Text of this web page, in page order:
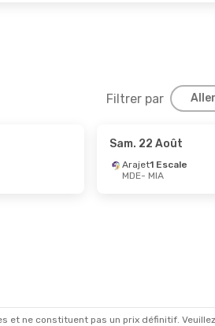
Filtrer par
Sam. 22 Août
Arajet1 Escale
MDE- MIA
ne constituent pas un prix définitif.